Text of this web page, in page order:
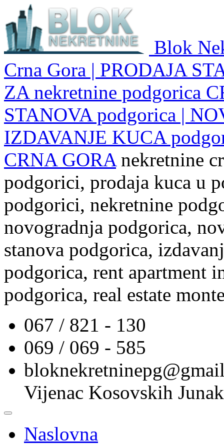
Blok
Crna Gora | PRODAJA
ZA nekretnine podgorica
STANOVA podgorica |
IZDAVANJE KUCA
CRNA GORA nekretnine
podgorici, prodaja kuca u
podgorici, nekretnine
novogradnja podgorica,
stanova podgorica,
podgorica, rent apartment
podgorica, real estate
067 / 821 - 130
069 / 069 - 585
Vijenac Kosovskih
Naslovna